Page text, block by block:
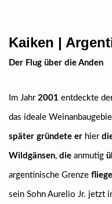
Kaiken |
Der Flug über die Anden
Im Jahr 2001 entdeckte
das ideale
später gründete er hier
Wildgänsen, die anmutig
argentinische Grenze
sein Sohn Aurelio Jr. jetzt